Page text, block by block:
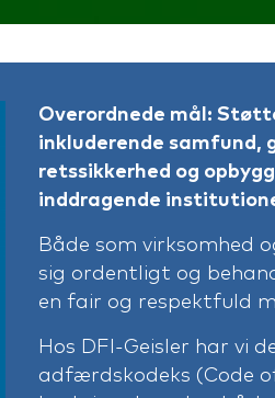
Overordnede mål:
inkluderende samfund,
retssikkerhed og
inddragende
Både som virksomhed
sig ordentligt og
en fair og respektfuld
Hos DFI-Geisler har vi
adfærdskodeks (Code